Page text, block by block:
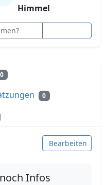
Himmel
0
0
Bearbeiten
Infos